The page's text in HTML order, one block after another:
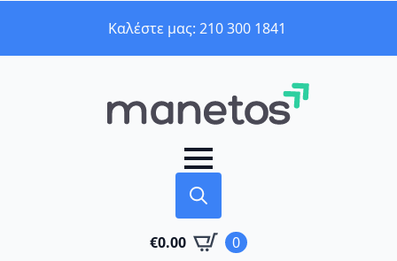
Καλέστε μας: 210 300 1841
for:
€0.00 0